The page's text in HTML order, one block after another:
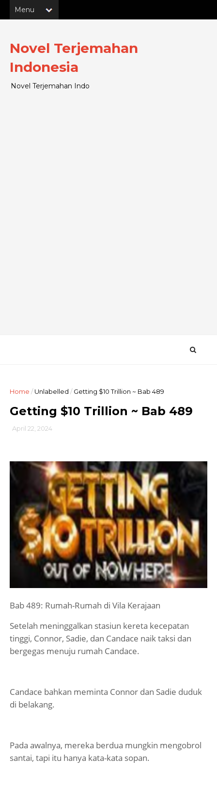
Novel Terjemahan
Indonesia
Novel Terjemahan Indo
Home /Unlabelled / Getting $10 Trillion ~ Bab 489
Getting $10 Trillion ~ Bab 489
April 22, 2024
Bab 489: Rumah-Rumah di Vila Kerajaan
Setelah meninggalkan stasiun kereta kecepatan
tinggi, Connor, Sadie, dan Candace naik taksi dan
bergegas menuju rumah Candace.
Candace bahkan meminta Connor dan Sadie duduk
di belakang.
Pada awalnya, mereka berdua mungkin mengobrol
santai, tapi itu hanya kata-kata sopan.